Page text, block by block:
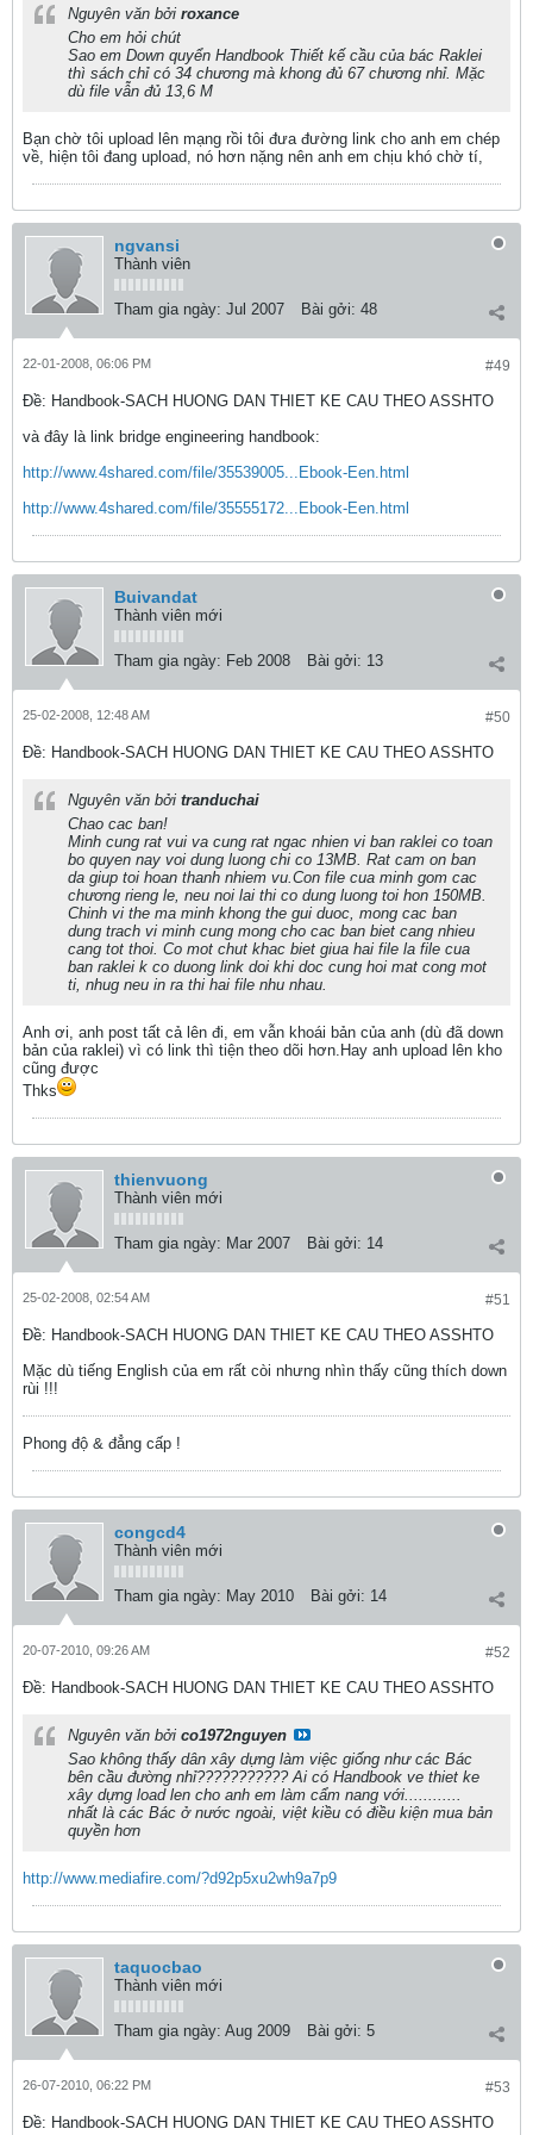
Nguyên văn bởi roxance
Cho em hỏi chút
Sao em Down quyển Handbook Thiết kế cầu của bác Raklei
thì sách chỉ có 34 chương mà khong đủ 67 chương nhỉ. Mặc
dù file vẫn đủ 13,6 M
Bạn chờ tôi upload lên mạng rồi tôi đưa đường link cho anh em chép
về, hiện tôi đang upload, nó hơn nặng nên anh em chịu khó chờ tí,
ngvansi
Thành viên
Tham gia ngày: Jul 2007 Bài gởi: 48
#49
22-01-2008, 06:06 PM
Ðề: Handbook-SACH HUONG DAN THIET KE CAU THEO ASSHTO
và đây là link bridge engineering handbook:
http://www.4shared.com/file/35539005...Ebook-Een.html
http://www.4shared.com/file/35555172...Ebook-Een.html
Buivandat
Thành viên mới
Tham gia ngày: Feb 2008 Bài gởi: 13
#50
25-02-2008, 12:48 AM
Ðề: Handbook-SACH HUONG DAN THIET KE CAU THEO ASSHTO
Nguyên văn bởi tranduchai
Chao cac ban!
Minh cung rat vui va cung rat ngac nhien vi ban raklei co toan
bo quyen nay voi dung luong chi co 13MB. Rat cam on ban
da giup toi hoan thanh nhiem vu.Con file cua minh gom cac
chương rieng le, neu noi lai thi co dung luong toi hon 150MB.
Chinh vi the ma minh khong the gui duoc, mong cac ban
dung trach vi minh cung mong cho cac ban biet cang nhieu
cang tot thoi. Co mot chut khac biet giua hai file la file cua
ban raklei k co duong link doi khi doc cung hoi mat cong mot
ti, nhug neu in ra thi hai file nhu nhau.
Anh ơi, anh post tất cả lên đi, em vẫn khoái bản của anh (dù đã down
bản của raklei) vì có link thì tiện theo dõi hơn.Hay anh upload lên kho
cũng được
Thks
thienvuong
Thành viên mới
Tham gia ngày: Mar 2007 Bài gởi: 14
#51
25-02-2008, 02:54 AM
Ðề: Handbook-SACH HUONG DAN THIET KE CAU THEO ASSHTO
Mặc dù tiếng English của em rất còi nhưng nhìn thấy cũng thích down
rùi !!!
Phong độ & đẳng cấp !
congcd4
Thành viên mới
Tham gia ngày: May 2010 Bài gởi: 14
#52
20-07-2010, 09:26 AM
Ðề: Handbook-SACH HUONG DAN THIET KE CAU THEO ASSHTO
Nguyên văn bởi co1972nguyen
Sao không thấy dân xây dựng làm việc giống như các Bác
bên cầu đường nhỉ??????????? Ai có Handbook ve thiet ke
xây dựng load len cho anh em làm cẩm nang với............
nhất là các Bác ở nước ngoài, việt kiều có điều kiện mua bản
quyền hơn
http://www.mediafire.com/?d92p5xu2wh9a7p9
taquocbao
Thành viên mới
Tham gia ngày: Aug 2009 Bài gởi: 5
#53
26-07-2010, 06:22 PM
Ðề: Handbook-SACH HUONG DAN THIET KE CAU THEO ASSHTO